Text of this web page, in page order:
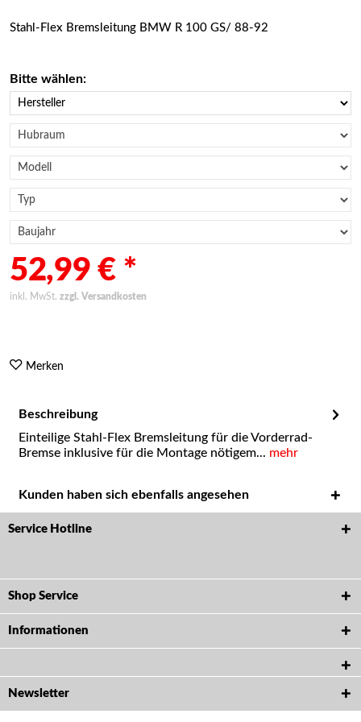
Stahl-Flex Bremsleitung BMW R 100 GS/ 88-92
Bitte wählen:
52,99 € *
inkl. MwSt. zzgl. Versandkosten
Merken
Beschreibung
Einteilige Stahl-Flex Bremsleitung für die Vorderrad-
Bremse inklusive für die Montage nötigem... mehr
Kunden haben sich ebenfalls angesehen
Service Hotline
Shop Service
Informationen
Newsletter